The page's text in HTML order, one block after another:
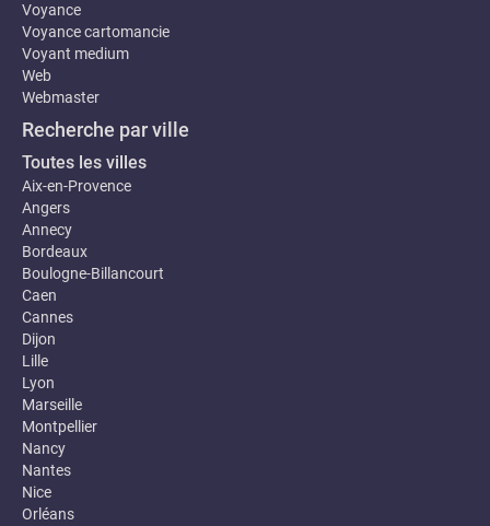
Voyance
Voyance cartomancie
Voyant medium
Web
Webmaster
Recherche par ville
Toutes les villes
Aix-en-Provence
Angers
Annecy
Bordeaux
Boulogne-Billancourt
Caen
Cannes
Dijon
Lille
Lyon
Marseille
Montpellier
Nancy
Nantes
Nice
Orléans